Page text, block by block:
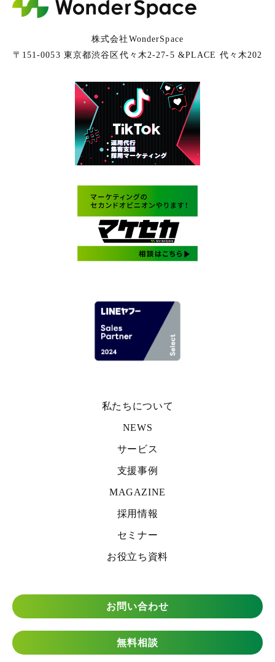
株式会社WonderSpace
〒151-0053 東京都渋谷区代々木2-27-5 &PLACE 代々木202
私たちについて
NEWS
サービス
支援事例
MAGAZINE
採用情報
セミナー
お役立ち資料
お問い合わせ
無料相談